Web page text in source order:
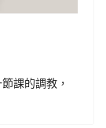
課的調教，